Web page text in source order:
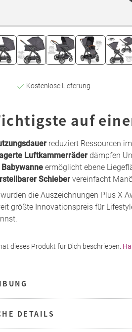
Kostenlose Lieferung
auf
reduziert Ressourcen
Luftkammerräder dämpfen
ermöglicht ebene
Schieber vereinfacht
wurden die Auszeichnungen Plus X
größte Innovationspreis für
dieses Produkt für Dich beschrieben.
DETAILS